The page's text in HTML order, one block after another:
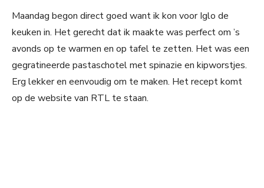
Maandag begon direct goed want ik kon voor Iglo de
keuken in. Het gerecht dat ik maakte was perfect om ’s
avonds op te warmen en op tafel te zetten. Het was een
gegratineerde pastaschotel met spinazie en kipworstjes.
Erg lekker en eenvoudig om te maken. Het recept komt
op de website van RTL te staan.